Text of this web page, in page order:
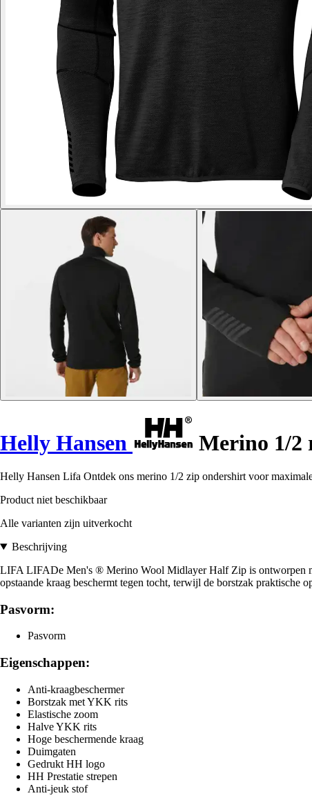
Helly Hansen Merino 1/2
Helly Hansen Lifa Ontdek ons merino 1/2 zip ondershirt voor
Product niet beschikbaar
Alle varianten zijn uitverkocht
Beschrijving
LIFA LIFADe Men's ® Merino Wool Midlayer Half Zip is ontworpen
opstaande kraag beschermt tegen tocht, terwijl de borstzak
Pasvorm:
Pasvorm
Eigenschappen:
Anti-kraagbeschermer
Borstzak met YKK rits
Elastische zoom
Halve YKK rits
Hoge beschermende kraag
Duimgaten
Gedrukt HH logo
HH Prestatie strepen
Anti-jeuk stof